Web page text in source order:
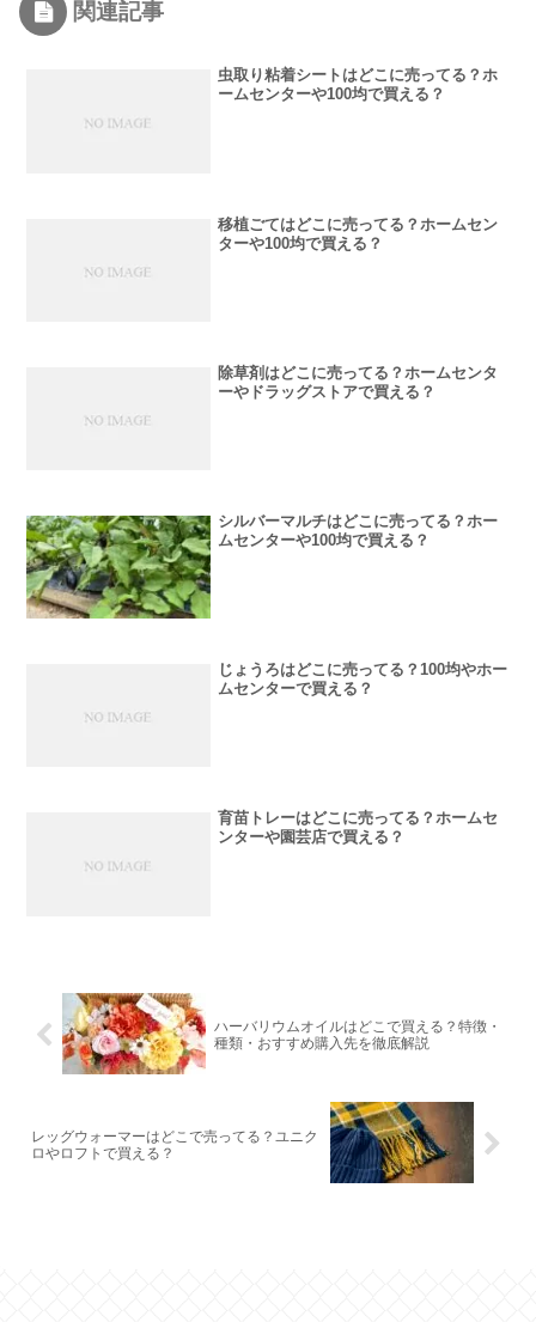
関連記事
虫取り粘着シートはどこに売ってる？ホ
ームセンターや100均で買える？
移植ごてはどこに売ってる？ホームセン
ターや100均で買える？
除草剤はどこに売ってる？ホームセンタ
ーやドラッグストアで買える？
シルバーマルチはどこに売ってる？ホー
ムセンターや100均で買える？
じょうろはどこに売ってる？100均やホー
ムセンターで買える？
育苗トレーはどこに売ってる？ホームセ
ンターや園芸店で買える？
ハーバリウムオイルはどこで買える？特徴・
種類・おすすめ購入先を徹底解説
レッグウォーマーはどこで売ってる？ユニク
ロやロフトで買える？